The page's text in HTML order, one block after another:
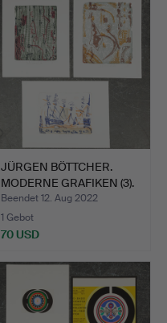
JÜRGEN BÖTTCHER.
MODERNE GRAFIKEN (3).
Beendet 12. Aug 2022
1 Gebot
70 USD